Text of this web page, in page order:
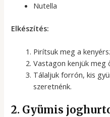
Nutella
Elkészítés:
Pirítsuk meg a
Vastagon kenjük meg
Tálaljuk forrón, kis
szeretnénk.
2. Gyümis